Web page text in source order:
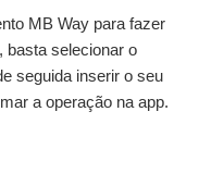
MB Way para fazer
basta selecionar o
seguida inserir o seu
a operação na app.